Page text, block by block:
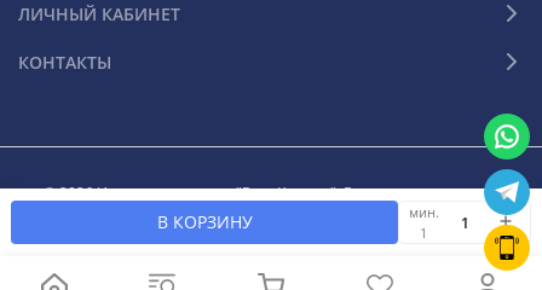
В КОРЗИНУ
мин.
1
ЛИЧНЫЙ КАБИНЕТ
КОНТАКТЫ
© 2026 Интернет-магазин "Ваш Климат". Все права защищены